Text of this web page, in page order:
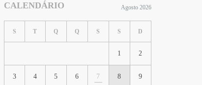
CALENDÁRIO Agosto 2026
S T Q Q S S D
1 2
3 4 5 6 7 8 9